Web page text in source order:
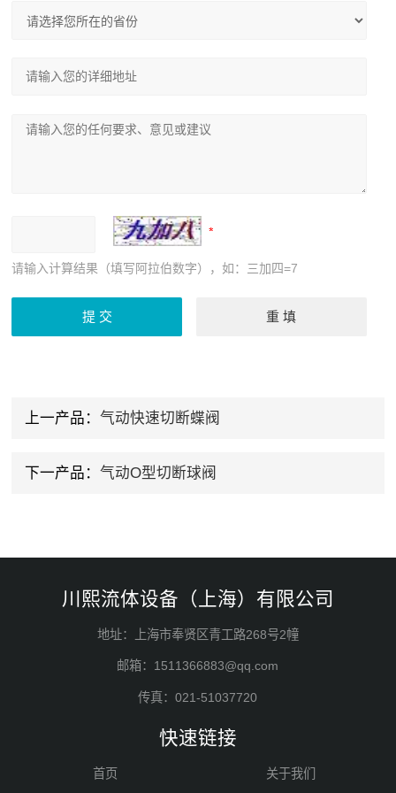
请输入计算结果（填写阿拉伯数字），如：三加四=7
上一产品： 气动快速切断蝶阀
下一产品： 气动O型切断球阀
川熙流体设备（上海）有限公司
地址：上海市奉贤区青工路268号2幢
邮箱：1511366883@qq.com
传真：021-51037720
快速链接
首页 关于我们